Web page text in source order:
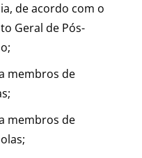
de acordo com o
Geral de Pós-
membros de
membros de